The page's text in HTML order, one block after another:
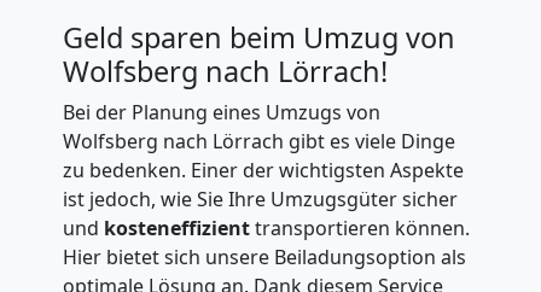
Geld sparen beim Umzug von
Wolfsberg nach Lörrach!
Bei der Planung eines Umzugs von
Wolfsberg nach Lörrach gibt es viele Dinge
zu bedenken. Einer der wichtigsten Aspekte
ist jedoch, wie Sie Ihre Umzugsgüter sicher
und kosteneffizienttransportieren können.
Hier bietet sich unsere Beiladungsoption als
optimale Lösung an. Dank diesem Service